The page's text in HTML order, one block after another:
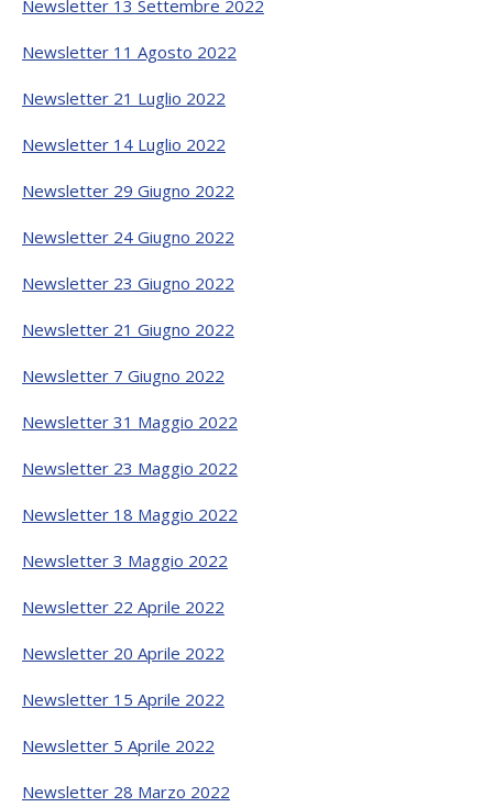
Newsletter 13 Settembre 2022
Newsletter 11 Agosto 2022
Newsletter 21 Luglio 2022
Newsletter 14 Luglio 2022
Newsletter 29 Giugno 2022
Newsletter 24 Giugno 2022
Newsletter 23 Giugno 2022
Newsletter 21 Giugno 2022
Newsletter 7 Giugno 2022
Newsletter 31 Maggio 2022
Newsletter 23 Maggio 2022
Newsletter 18 Maggio 2022
Newsletter 3 Maggio 2022
Newsletter 22 Aprile 2022
Newsletter 20 Aprile 2022
Newsletter 15 Aprile 2022
Newsletter 5 Aprile 2022
Newsletter 28 Marzo 2022